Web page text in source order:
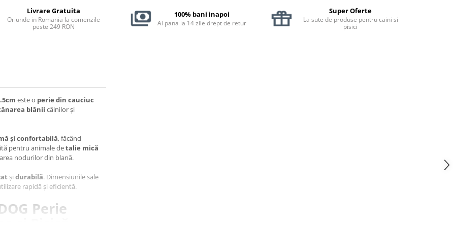
Livrare Gratuita
Oriunde in Romania la comenzile
peste 249 RON
100% bani inapoi
Ai pana la 14 zile drept de retur
Super Oferte
La sute de produse pentru caini si
pisici
este o perie din cauciuc
blănii câinilor și
și confortabilă, făcând
pentru animale detalie mică
nodurilor din blană.
și durabilă. Dimensiunile sale
rapidă și eficientă.
Perie
și Pisică,